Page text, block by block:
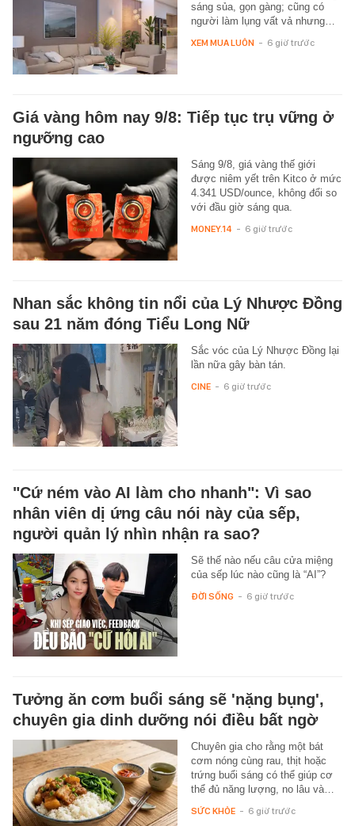
sáng sủa, gọn gàng; cũng có
người làm lụng vất vả nhưng…
XEM MUA LUÔN - 6 giờ trước
Giá vàng hôm nay 9/8: Tiếp tục trụ vững ở
ngưỡng cao
Sáng 9/8, giá vàng thế giới
được niêm yết trên Kitco ở mức
4.341 USD/ounce, không đổi so
với đầu giờ sáng qua.
MONEY.14 - 6 giờ trước
Nhan sắc không tin nổi của Lý Nhược Đồng
sau 21 năm đóng Tiểu Long Nữ
Sắc vóc của Lý Nhược Đồng lại
lần nữa gây bàn tán.
CINE - 6 giờ trước
"Cứ ném vào AI làm cho nhanh": Vì sao
nhân viên dị ứng câu nói này của sếp,
người quản lý nhìn nhận ra sao?
Sẽ thế nào nếu câu cửa miệng
của sếp lúc nào cũng là “AI”?
ĐỜI SỐNG - 6 giờ trước
Tưởng ăn cơm buổi sáng sẽ 'nặng bụng',
chuyên gia dinh dưỡng nói điều bất ngờ
Chuyên gia cho rằng một bát
cơm nóng cùng rau, thịt hoặc
trứng buổi sáng có thể giúp cơ
thể đủ năng lượng, no lâu và…
SỨC KHỎE - 6 giờ trước